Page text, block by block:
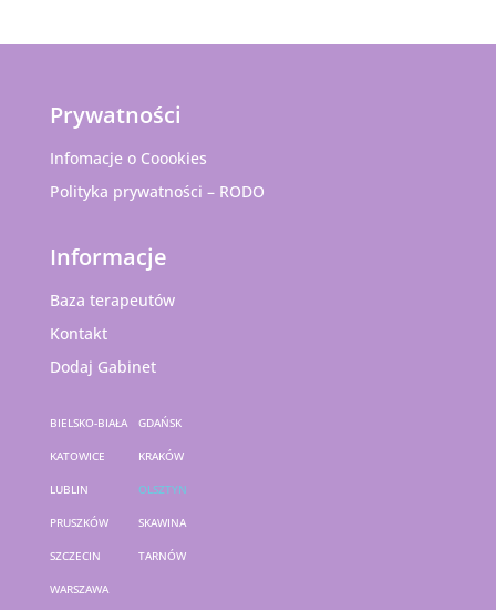
Prywatności
Infomacje o Coookies
Polityka prywatności – RODO
Informacje
Baza terapeutów
Kontakt
Dodaj Gabinet
BIELSKO-BIAŁA GDAŃSK
KATOWICE KRAKÓW
LUBLIN OLSZTYN
PRUSZKÓW SKAWINA
SZCZECIN TARNÓW
WARSZAWA